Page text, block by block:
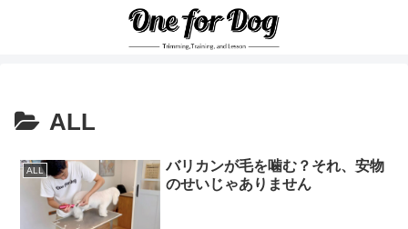
ALL
ALL
バリカンが毛を噛む？それ、安物
のせいじゃありません